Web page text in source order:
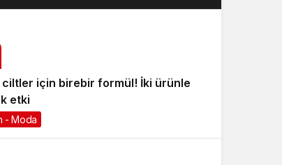
ciltler için birebir formül! İki ürünle
etki
- Moda